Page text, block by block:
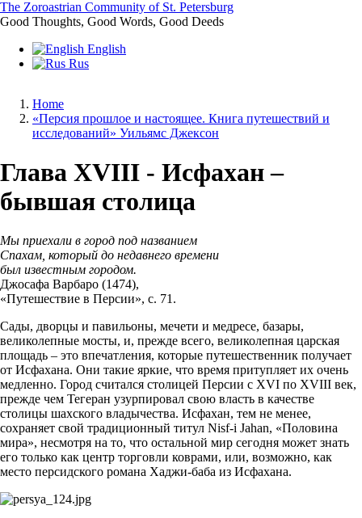
Skip
to
content
The Zoroastrian Community of St. Petersburg
Good Thoughts, Good Words, Good Deeds
English
Rus
Breadcrumb
Home
«Персия прошлое и настоящее. Книга путешествий и
исследований» Уильямс Джексон
Глава XVIII - Исфахан –
бывшая столица
Мы приехали в город под названием
Спахам, который до недавнего времени
был известным городом.
Джосафа Варбаро (1474),
«Путешествие в Персии», с. 71.
Сады, дворцы и павильоны, мечети и медресе, базары,
великолепные мосты, и, прежде всего, великолепная царская
площадь – это впечатления, которые путешественник получает
от Исфахана. Они такие яркие, что время притупляет их очень
медленно. Город считался столицей Персии с XVI по XVIII век,
прежде чем Тегеран узурпировал свою власть в качестве
столицы шахского владычества. Исфахан, тем не менее,
сохраняет свой традиционный титул Nisf-i Jahan, «Половина
мира», несмотря на то, что остальной мир сегодня может знать
его только как центр торговли коврами, или, возможно, как
место персидского романа Хаджи-баба из Исфахана.